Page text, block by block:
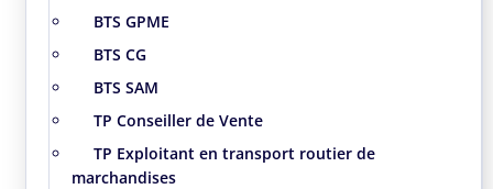
BTS GPME
BTS CG
BTS SAM
TP Conseiller de Vente
TP Exploitant en transport routier de
marchandises